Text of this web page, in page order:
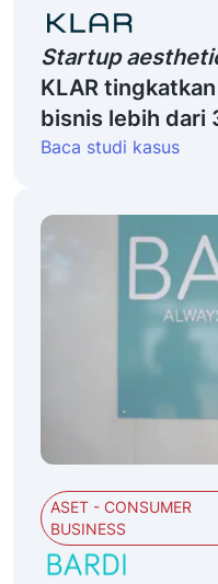
Startup
KLAR
bisnis lebih dari
Baca studi kasus
ASET - CONSUMER
BUSINESS